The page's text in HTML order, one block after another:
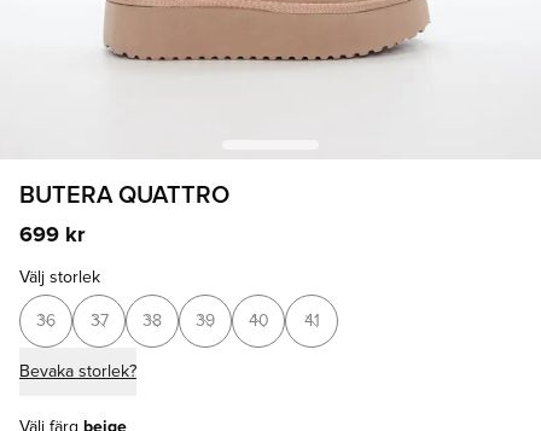
BUTERA QUATTRO
699 kr
Välj storlek
36 37 38 39 40 41
Bevaka storlek?
Välj färg beige